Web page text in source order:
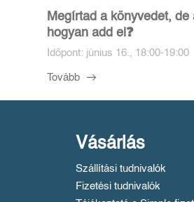
Megírtad a könyvedet, de
hogyan add el❓️
Időpont: június 16., 18:00-19:00
Tovább
Vásárlás
Szállítási tudnivalók
Fizetési tudnivalók